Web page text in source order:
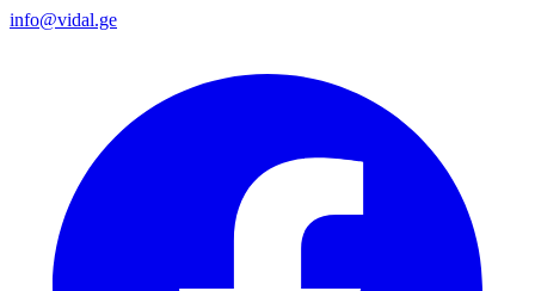
info@vidal.ge